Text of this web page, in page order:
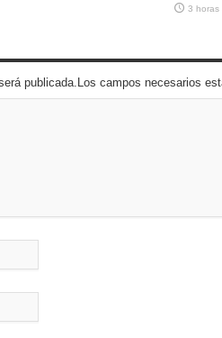
3 horas
publicada.Los campos necesarios